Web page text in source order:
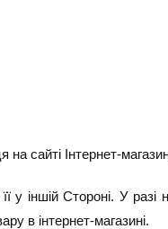
сайті Інтернет-
іншій Стороні. У разі
в інтернет-магазині.